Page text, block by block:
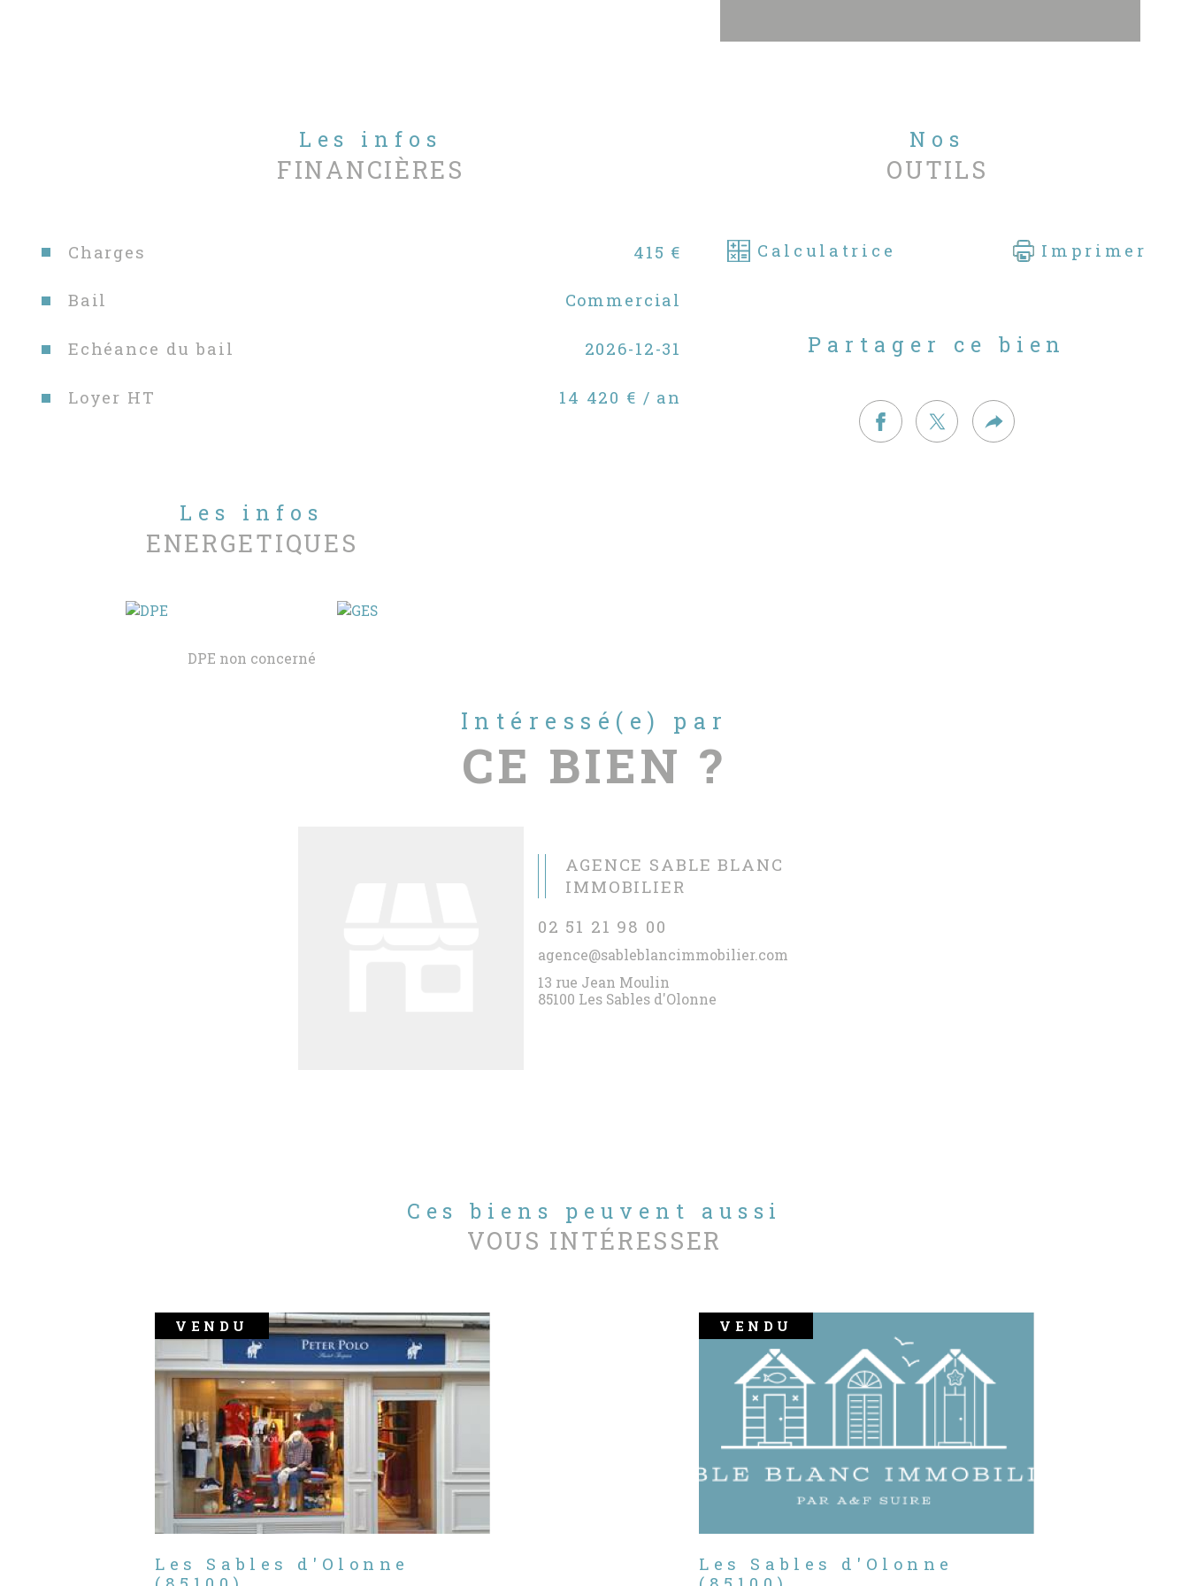
www.sableblancimmobilier.com pour
consulter nos autres biens à la vente
Les infos
FINANCIÈRES
Charges 415 €
Bail Commercial
Echéance du bail 2026-12-31
Loyer HT 14 420 € / an
Nos
OUTILS
Calculatrice Imprimer
Partager ce bien
Les infos
ENERGETIQUES
DPE non concerné
Intéressé(e) par
CE BIEN ?
AGENCE SABLE BLANC
IMMOBILIER
02 51 21 98 00
agence@sableblancimmobilier.com
13 rue Jean Moulin
85100 Les Sables d'Olonne
Ces biens peuvent aussi
VOUS INTÉRESSER
VENDU
Les Sables d'Olonne
VENDU
Les Sables d'Olonne